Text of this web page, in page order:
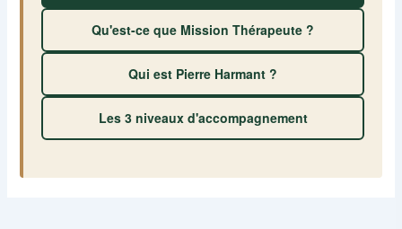
Qu'est-ce que Mission Thérapeute ?
Qui est Pierre Harmant ?
Les 3 niveaux d'accompagnement